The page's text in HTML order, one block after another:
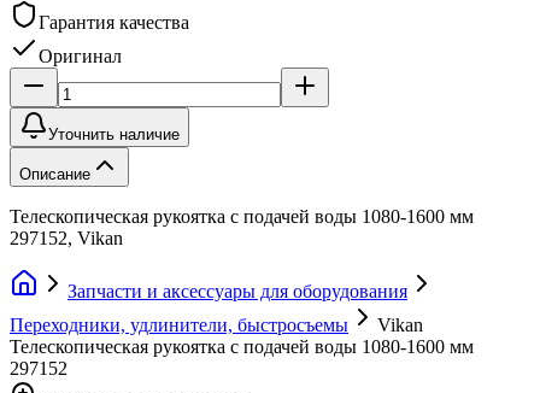
Гарантия качества
Оригинал
Уточнить наличие
Описание
Телескопическая рукоятка с подачей воды 1080-1600 мм
297152, Vikan
Запчасти и аксессуары для оборудования
Переходники, удлинители, быстросъемы
Vikan
Телескопическая рукоятка с подачей воды 1080-1600 мм
297152